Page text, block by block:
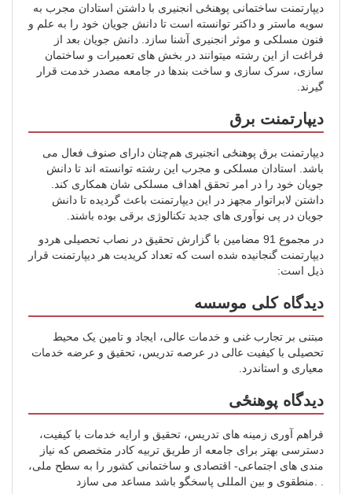
دیپارتمنت ساختمانی پوهنځی انجنیری با داشتن استادان مجرب به
سویه ماستر و داکتر توانسته است تا دانش جویان خود را به علم و
فنون مسلکی و موثر انجنیری آشنا سازد. دانش جویان بعد از
فراغت از این رشته میتوانند در بخش های تعمیرات و ساختمان
سازی، سرک سازی و ساخت بندها در جامعه مصدر خدمت قرار
گیرند.
دیپارتمنت برق
دیپارتمنت برق پوهنځی انجنیری هم‌چنان دارای صنوف فعال می
باشد. استادان مسلکی و مجرب این رشته توانسته اند تا دانش
جویان خود را در امر تحقق اهداف مسلکی شان همکاری کند.
داشتن لابراتوار مجهز در این دیپارتمنت باعث گردیده تا دانش
جویان در پی نوآوری های جدید تکنالوژی برقی بوده باشند.
در مجموع 91 مضامین با گزارش تحقیق در نصاب تحصیلی هردو
دیپارتمنت گنجانیده شده است که تعداد کریدیت هر دیپارتمنت قرار
ذیل است:
دیدگاه کلی موسسه
مبتنی بر تجارب غنی و خدمات عالی، ایجاد و تامین یک محیط
تحصیلی با کیفیت عالی در عرصه تدریس، تحقیق و عرضه خدمات
معیاری و استاندرد.
دیدگاه پوهنځی
فراهم آوری زمینه های تدریس، تحقیق و ارایه خدمات با کیفیت،
دسترسی بهتر برای جامعه از طریق تربیه کادر متخصص که نیاز
مندی های اجتماعی- اقتصادی و ساختمانی کشور را به سطح ملی،